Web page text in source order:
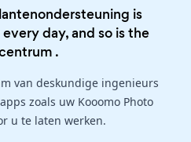
is
day, and so is the
.
van deskundige ingenieurs
zoals uw Kooomo Photo
u te laten werken.